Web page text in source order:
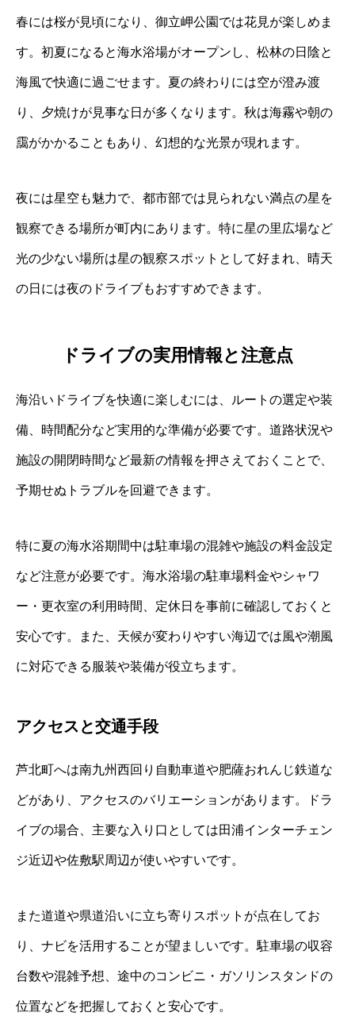
春には桜が見頃になり、御立岬公園では花見が楽しめま
す。初夏になると海水浴場がオープンし、松林の日陰と
海風で快適に過ごせます。夏の終わりには空が澄み渡
り、夕焼けが見事な日が多くなります。秋は海霧や朝の
靄がかかることもあり、幻想的な光景が現れます。
夜には星空も魅力で、都市部では見られない満点の星を
観察できる場所が町内にあります。特に星の里広場など
光の少ない場所は星の観察スポットとして好まれ、晴天
の日には夜のドライブもおすすめできます。
ドライブの実用情報と注意点
海沿いドライブを快適に楽しむには、ルートの選定や装
備、時間配分など実用的な準備が必要です。道路状況や
施設の開閉時間など最新の情報を押さえておくことで、
予期せぬトラブルを回避できます。
特に夏の海水浴期間中は駐車場の混雑や施設の料金設定
など注意が必要です。海水浴場の駐車場料金やシャワ
ー・更衣室の利用時間、定休日を事前に確認しておくと
安心です。また、天候が変わりやすい海辺では風や潮風
に対応できる服装や装備が役立ちます。
アクセスと交通手段
芦北町へは南九州西回り自動車道や肥薩おれんじ鉄道な
どがあり、アクセスのバリエーションがあります。ドラ
イブの場合、主要な入り口としては田浦インターチェン
ジ近辺や佐敷駅周辺が使いやすいです。
また道道や県道沿いに立ち寄りスポットが点在してお
り、ナビを活用することが望ましいです。駐車場の収容
台数や混雑予想、途中のコンビニ・ガソリンスタンドの
位置などを把握しておくと安心です。